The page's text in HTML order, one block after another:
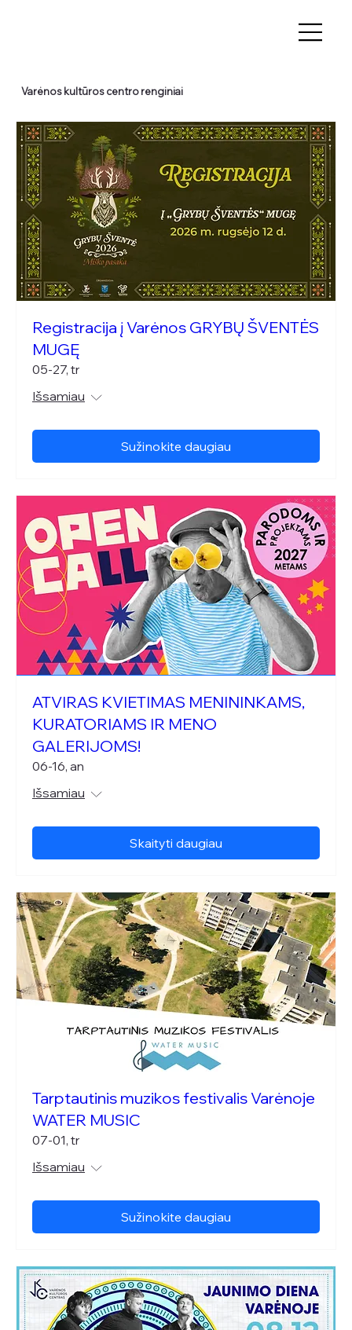
Varėnos kultūros centro renginiai
Registracija į Varėnos GRYBŲ ŠVENTĖS
MUGĘ
05-27, tr
Išsamiau
Sužinokite daugiau
ATVIRAS KVIETIMAS MENININKAMS,
KURATORIAMS IR MENO
GALERIJOMS!
06-16, an
Išsamiau
Skaityti daugiau
Tarptautinis muzikos festivalis Varėnoje
WATER MUSIC
07-01, tr
Išsamiau
Sužinokite daugiau